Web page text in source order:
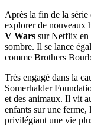
Après la fin de la
explorer de nouveaux
V Wars sur Netflix en
sombre. Il se lance
comme Brothers
Très engagé dans la
Somerhalder
et des animaux. Il vit
enfants sur une
privilégiant une vie